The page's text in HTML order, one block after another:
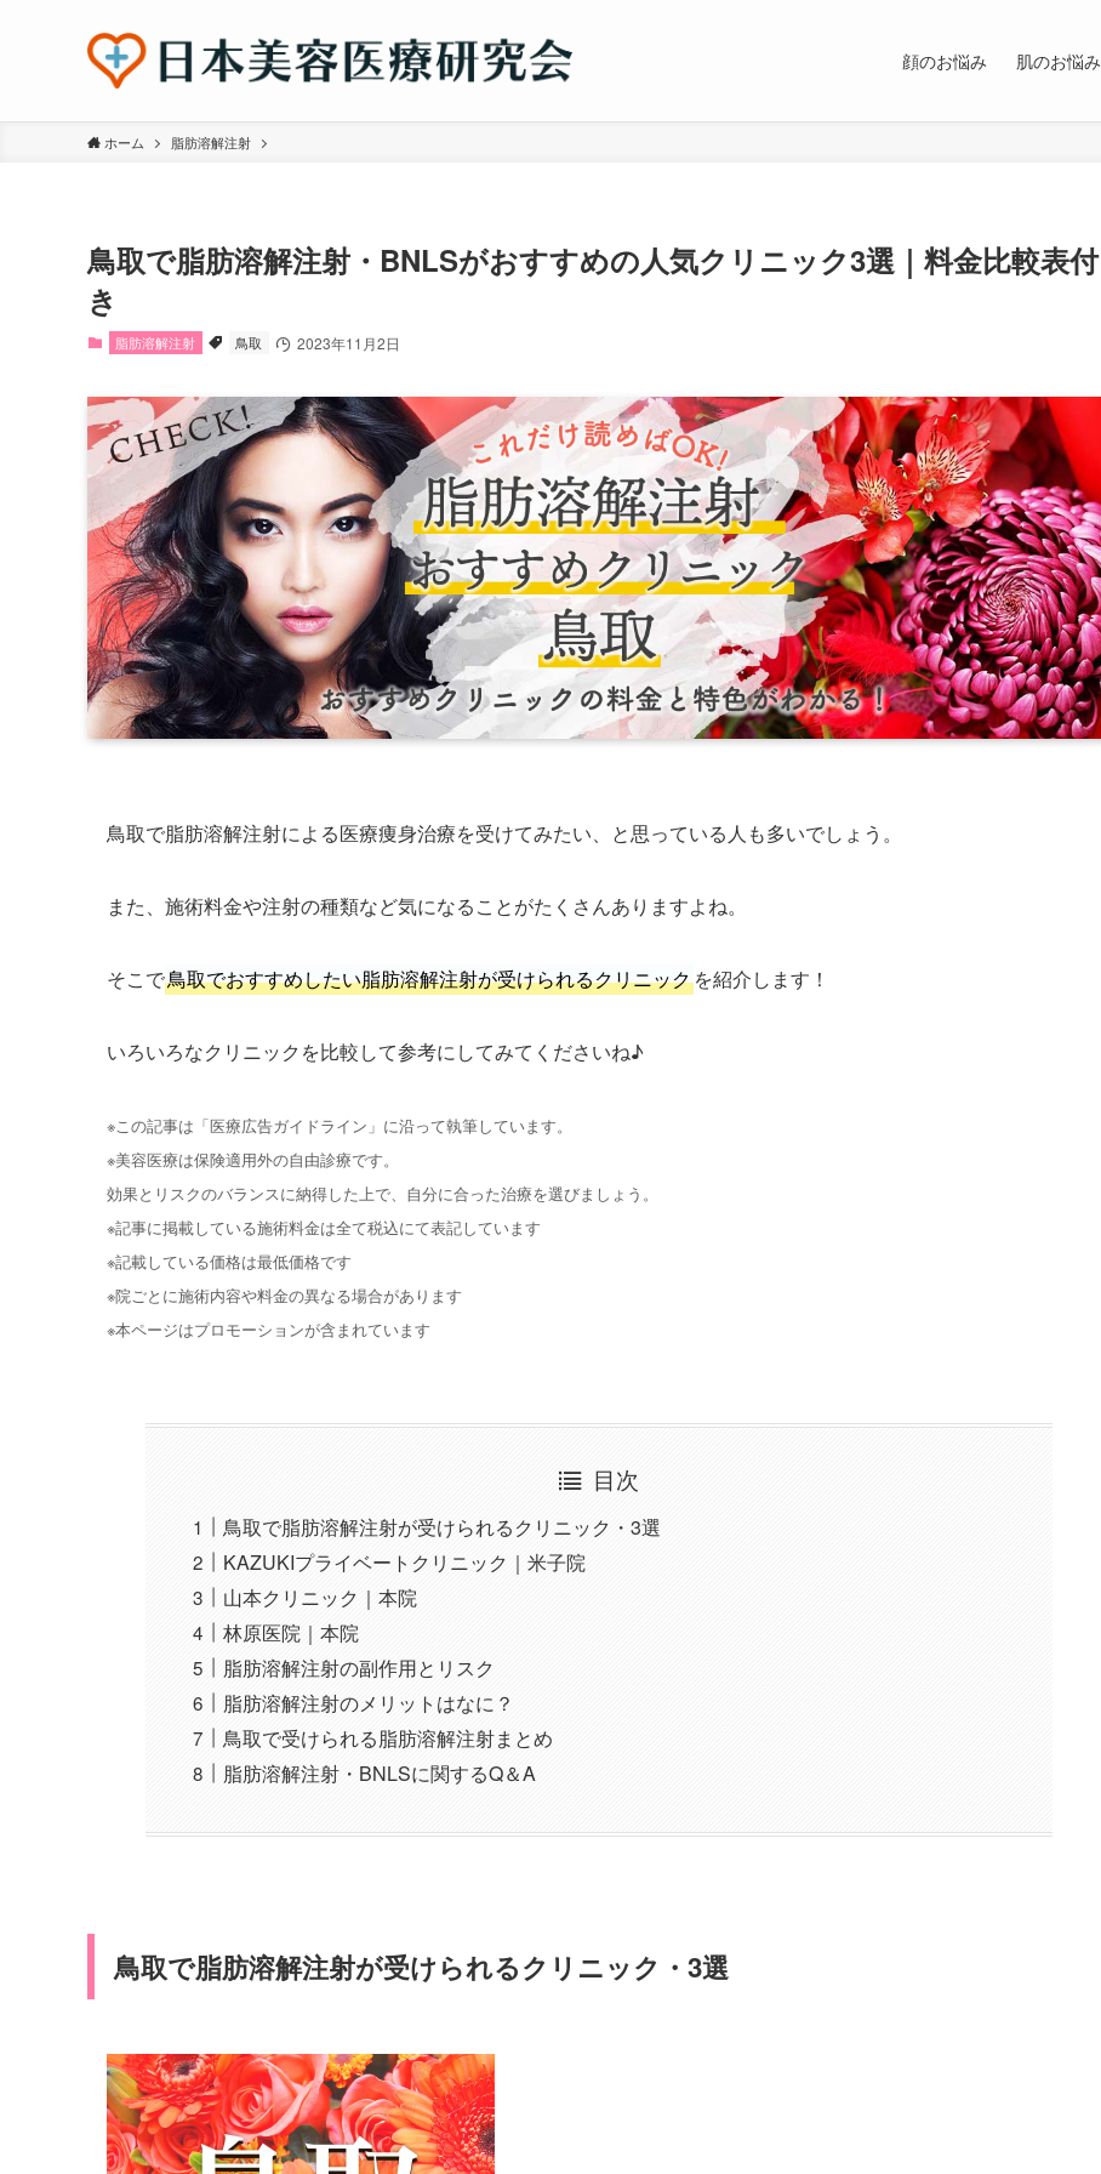
顔のお悩み 肌のお悩み
ホーム 脂肪溶解注射
鳥取で脂肪溶解注射・BNLSがおすすめの人気クリニック3選｜料金比較表付
き
脂肪溶解注射 鳥取 2023年11月2日
鳥取で脂肪溶解注射による医療痩身治療を受けてみたい、と思っている人も多いでしょう。
また、施術料金や注射の種類など気になることがたくさんありますよね。
そこで鳥取でおすすめしたい脂肪溶解注射が受けられるクリニックを紹介します！
いろいろなクリニックを比較して参考にしてみてくださいね♪
※この記事は「医療広告ガイドライン」に沿って執筆しています。
※美容医療は保険適用外の自由診療です。
効果とリスクのバランスに納得した上で、自分に合った治療を選びましょう。
※記事に掲載している施術料金は全て税込にて表記しています
※記載している価格は最低価格です
※院ごとに施術内容や料金の異なる場合があります
※本ページはプロモーションが含まれています
目次
鳥取で脂肪溶解注射が受けられるクリニック・3選
KAZUKIプライベートクリニック｜米子院
山本クリニック｜本院
林原医院｜本院
脂肪溶解注射の副作用とリスク
脂肪溶解注射のメリットはなに？
鳥取で受けられる脂肪溶解注射まとめ
脂肪溶解注射・BNLSに関するQ＆A
鳥取で脂肪溶解注射が受けられるクリニック・3選